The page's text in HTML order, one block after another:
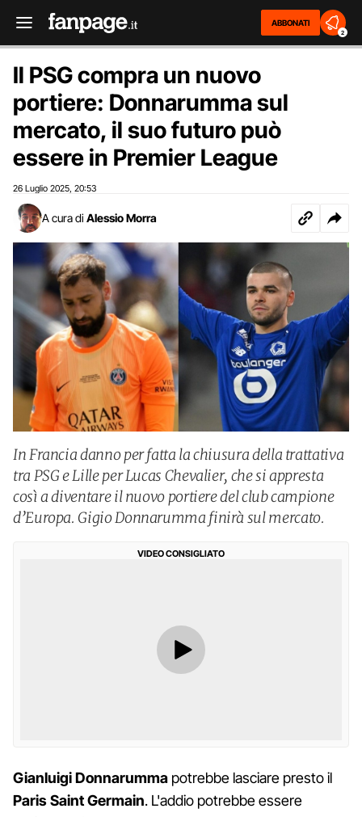
ABBONATI
2
Il PSG compra un nuovo
portiere: Donnarumma sul
mercato, il suo futuro può
essere in Premier League
26 Luglio 2025 20:53
A cura di Alessio Morra
In Francia danno per fatta la chiusura della trattativa
tra PSG e Lille per Lucas Chevalier, che si appresta
così a diventare il nuovo portiere del club campione
d’Europa. Gigio Donnarumma finirà sul mercato.
VIDEO CONSIGLIATO
Gianluigi Donnarumma potrebbe lasciare presto il
Paris Saint Germain. L'addio potrebbe essere